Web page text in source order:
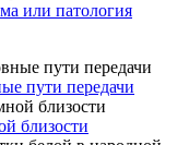
или патология
пути передачи
близости